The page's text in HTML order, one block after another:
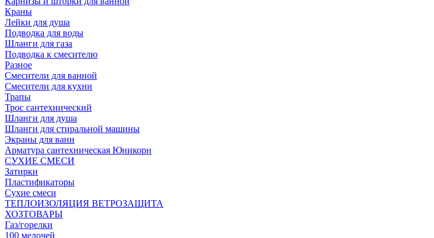
Краны
Лейки для душа
Подводка для воды
Шланги для газа
Подводка к смесителю
Разное
Смесители для ванной
Смесители для кухни
Трапы
Трос сантехнический
Шланги для душа
Шланги для стиральной машины
Экраны для ванн
Арматура сантехническая Юникорн
СУХИЕ СМЕСИ
Затирки
Пластификаторы
Сухие смеси
ТЕПЛОИЗОЛЯЦИЯ ВЕТРОЗАЩИТА
ХОЗТОВАРЫ
Газ/горелки
100 мелочей